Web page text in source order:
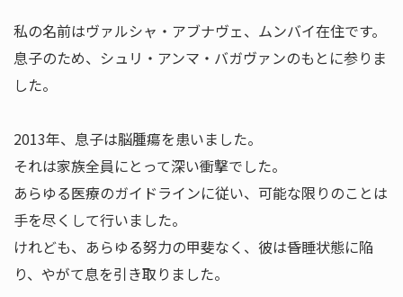
私の名前はヴァルシャ・アブナヴェ、ムンバイ在住です。
息子のため、シュリ・アンマ・バガヴァンのもとに参りま
した。
2013年、息子は脳腫瘍を患いました。
それは家族全員にとって深い衝撃でした。
あらゆる医療のガイドラインに従い、可能な限りのことは
手を尽くして行いました。
けれども、あらゆる努力の甲斐なく、彼は昏睡状態に陥
り、やがて息を引き取りました。